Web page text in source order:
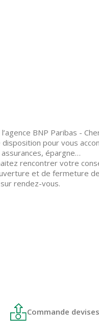
BNP Paribas -
pour vous
épargne…
rencontrer votre
et de fermeture
rendez-vous.
Commande devises